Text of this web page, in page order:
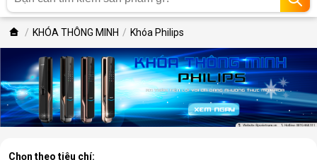
KHÓA THÔNG MINH Khóa Philips
Chọn theo tiêu chí: